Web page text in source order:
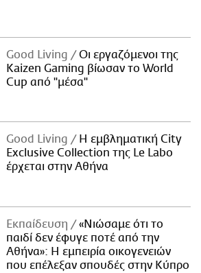
Good Living
Οι εργαζόμενοι της
Kaizen Gaming βίωσαν το World
Cup από "μέσα"
Good Living
Η εμβληματική City
Exclusive Collection της Le Labo
έρχεται στην Αθήνα
Εκπαίδευση
«Νιώσαμε ότι το
παιδί δεν έφυγε ποτέ από την
Αθήνα»: Η εμπειρία οικογενειών
που επέλεξαν σπουδές στην Κύπρο